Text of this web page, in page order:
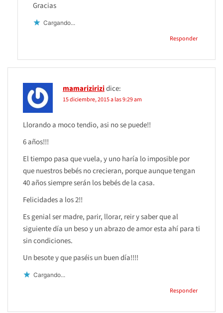
Gracias
Cargando...
Responder
mamarizirizidice:
15 diciembre, 2015 a las 9:29 am
Llorando a moco tendio, asi no se puede!!
6 años!!!
El tiempo pasa que vuela, y uno haría lo imposible por
que nuestros bebés no crecieran, porque aunque tengan
40 años siempre serán los bebés de la casa.
Felicidades a los 2!!
Es genial ser madre, parir, llorar, reir y saber que al
siguiente día un beso y un abrazo de amor esta ahí para ti
sin condiciones.
Un besote y que paséis un buen día!!!!
Cargando...
Responder